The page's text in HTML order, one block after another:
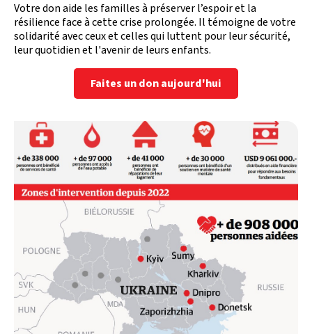
Votre don aide les familles à préserver l’espoir et la
résilience face à cette crise prolongée. Il témoigne de votre
solidarité avec ceux et celles qui luttent pour leur sécurité,
leur quotidien et l'avenir de leurs enfants.
Faites un don aujourd'hui